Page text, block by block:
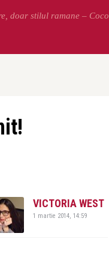
doar stilul ramane – Coco
VICTORIA WEST
1 martie 2014, 14:59